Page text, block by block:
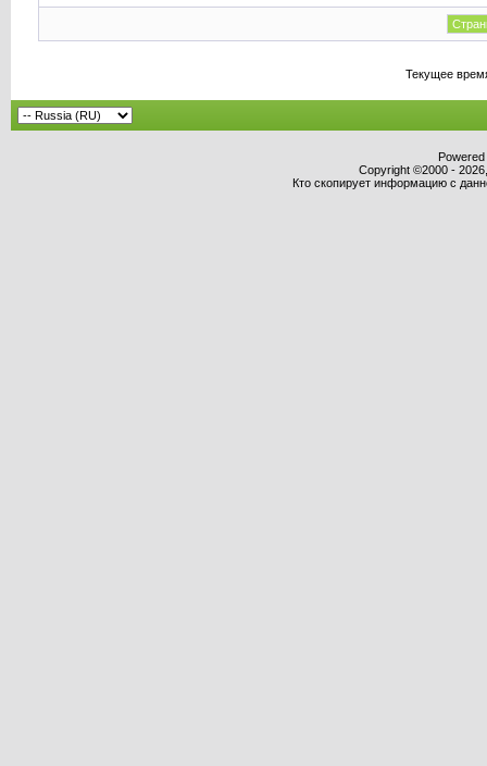
Текущее
Copyright ©2000 -
Кто скопирует информацию с